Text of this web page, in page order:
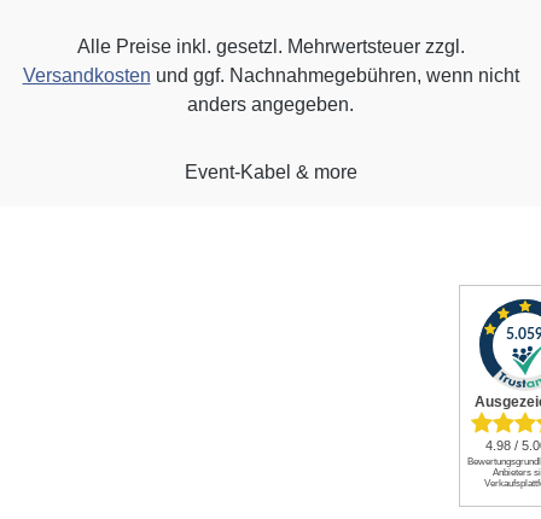
Alle Preise inkl. gesetzl. Mehrwertsteuer zzgl.
Versandkosten und ggf. Nachnahmegebühren, wenn nicht
anders angegeben.
Event-Kabel & more